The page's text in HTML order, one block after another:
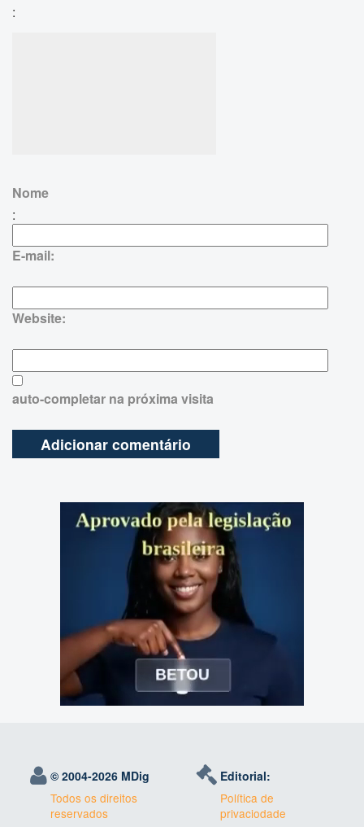
:
Nome
:
E-mail:
Website:
auto-completar na próxima visita
© 2004-2026 MDig
Todos os direitos
reservados
Editorial:
Política de
privaciodade